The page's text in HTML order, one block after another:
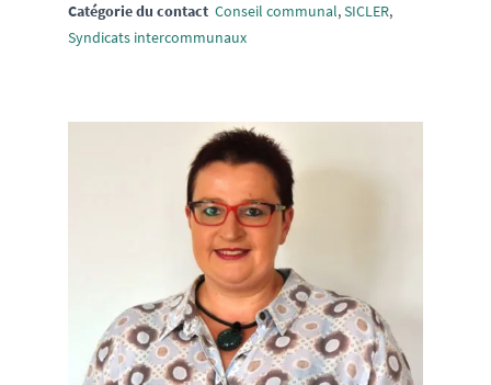
Catégorie du contact Conseil communal,SICLER,
Syndicats intercommunaux